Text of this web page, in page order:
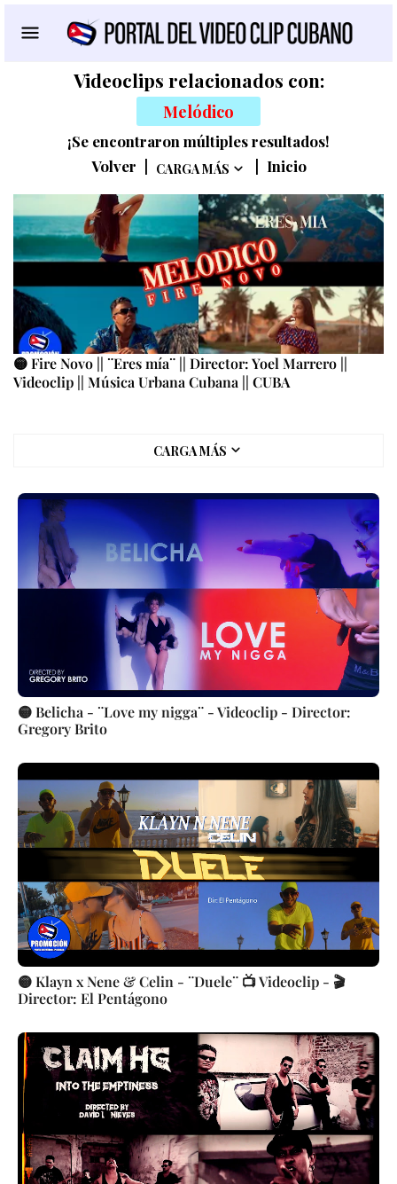
Videoclips relacionados con:
Melódico
¡Se encontraron múltiples resultados!
Volver
CARGA MÁS Inicio
🟡 Fire Novo || ¨Eres mía¨ || Director: Yoel Marrero ||
Videoclip || Música Urbana Cubana || CUBA
CARGA MÁS
🟡 Belicha - ¨Love my nigga¨ - Videoclip - Director:
Gregory Brito
🟡 Klayn x Nene & Celin - ¨Duele¨ 📺 Videoclip - 🎬
Director: El Pentágono